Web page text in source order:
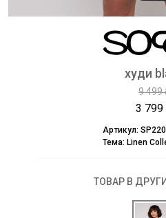
худи
9 499
3 799
Артикул:
Тема: Linen
ТОВАР В